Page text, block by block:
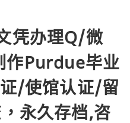
凭办理Q/微
作Purdue毕业
/使馆认证/留
永久存档,咨